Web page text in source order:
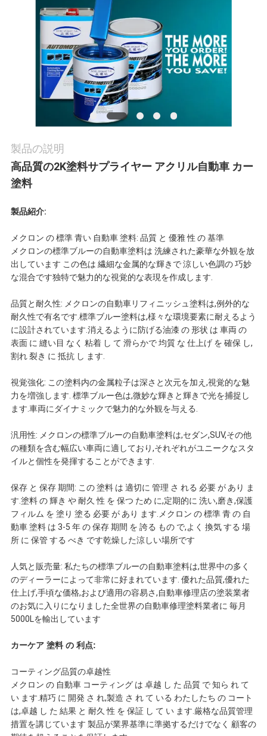
い
合
わ
せ
ニ
ュ
ー
見
積
依
頼
地
図
プ
ラ
イ
バ
シ
製品の説明
高品質の2K塗料サプライヤー アクリル自動車 カー
塗料
製品紹介:
メクロン の 標準 青い 自動車 塗料: 品質 と 優雅 性 の 基準
メクロンの標準ブルーの自動車塗料は 洗練された豪華な外観を放
出しています この色は 繊細な金属的な輝きで 涼しい色調の 巧妙
な混合です独特で魅力的な視覚的な表現を作成します.
品質と耐久性: メクロンの自動車リフィニッシュ塗料は,例外的な
耐久性で有名です.標準ブルー塗料は,様々な環境要素に耐えるよう
に設計されています.消えるように防げる油漆 の 形状 は 車両 の
表面 に 縫い目 なく 粘着 し て 滑らかで 均質 な 仕上げ を 確保 し,
割れ 裂き に 抵抗 し ます.
視覚強化: この塗料内の金属粒子は深さと次元を加え,視覚的な魅
力を増強します. 標準ブルー色は,微妙な輝きと輝きで光を捕捉し
ます.車両にダイナミックで魅力的な外観を与える.
汎用性: メクロンの標準ブルーの自動車塗料は,セダン,SUV,その他
の種類を含む幅広い車両に適しており,それぞれがユニークなスタ
イルと個性を発揮することができます.
保存 と 保存 期間: この 塗料 は 適切に 管理 さ れる 必要 が あり ま
す.塗料 の 輝き や 耐久 性 を 保つ ため に,定期的に 洗い,磨き,保護
フィルム を 塗り 塗る 必要 が あり ます.メクロン の 標準 青 の 自
動車 塗料 は 3-5 年 の 保存 期間 を 誇る もの で,よく 換気 する 場
所 に 保管 する べき です乾燥した涼しい場所です
人気と販売量: 私たちの標準ブルーの自動車塗料は,世界中の多く
のディーラーによって非常に好まれています. 優れた品質,優れた
仕上げ,手頃な価格,および適用の容易さ,自動車修理店の塗装業者
のお気に入りになりました全世界の自動車修理塗料業者に 毎月
5000Lを輸出しています
カーケア 塗料 の 利点:
コーティング品質の卓越性
メクロン の 自動車 コーティング は 卓越 し た 品質 で 知ら れ て
い ます.精巧 に 開発 さ れ,製造 さ れ て いる わたしたち の コート
は,卓越 し た 結果 と 耐久 性 を 保証 し て い ます.厳格な品質管理
措置を講じています 製品が業界基準に準拠するだけでなく 顧客の